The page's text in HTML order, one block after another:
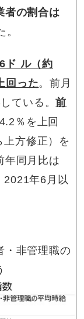
者の割合は
。
ド ル（約
回った。前月
ている。前
％を上回
方修正）を
年同月比は
2021年6月以
・非管理職の